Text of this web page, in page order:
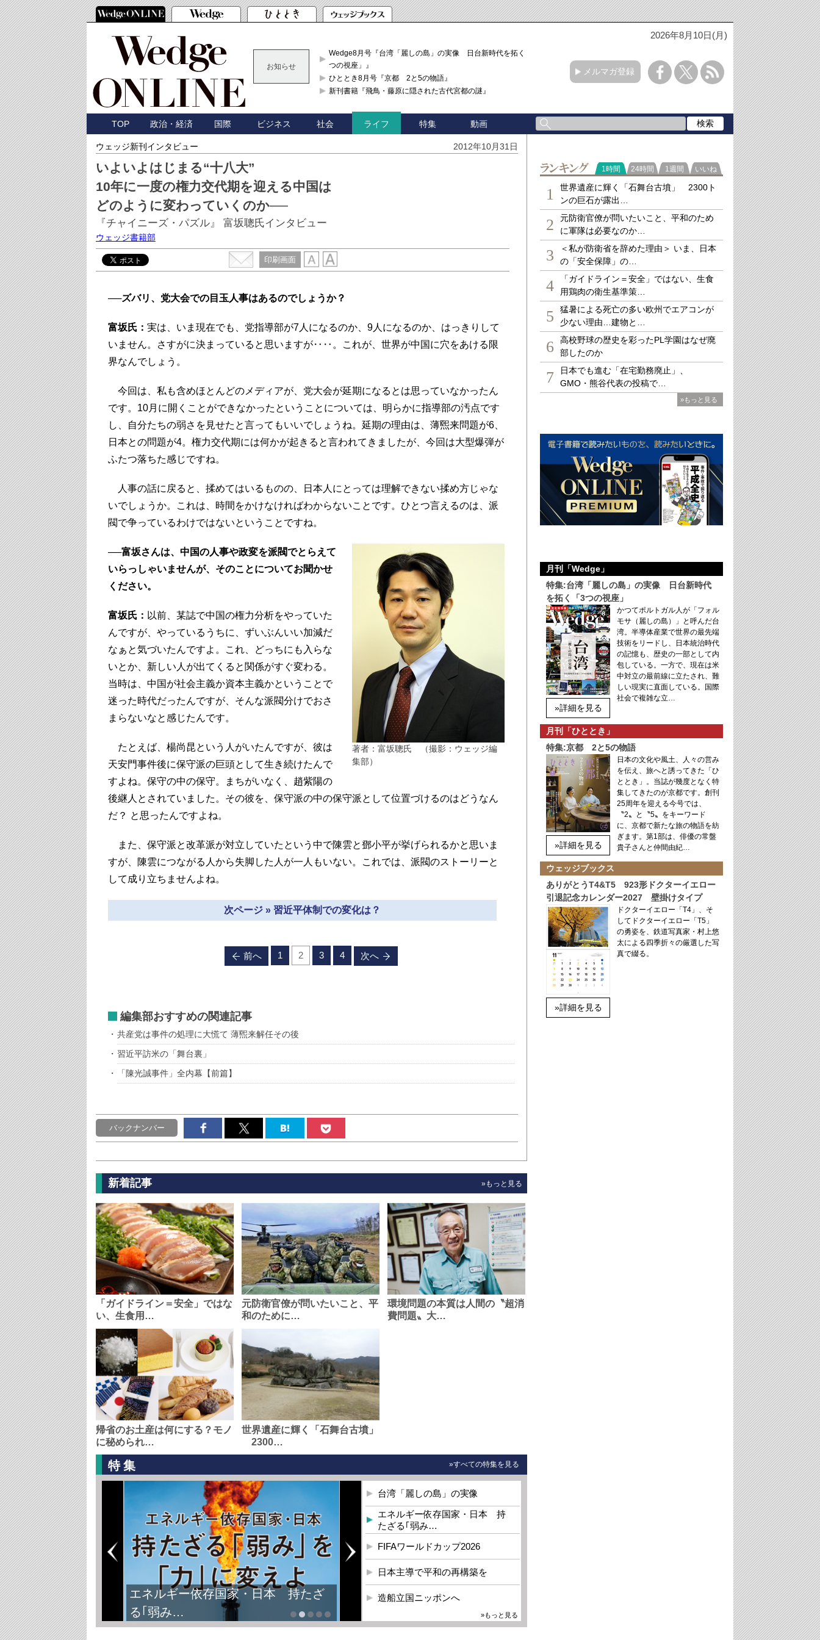
2026年8月10日(月)
お知らせ
Wedge8月号『台湾「麗しの島」の実像 日台新時代を拓く「3
つの視座」』
ひととき8月号『京都 2と5の物語』
新刊書籍『飛鳥・藤原に隠された古代宮都の謎』
メルマガ登録
TOP 政治・経済 国際 ビジネス 社会 ライフ 特集 動画
ウェッジ新刊インタビュー 2012年10月31日
いよいよはじまる“十八大”
10年に一度の権力交代期を迎える中国は
どのように変わっていくのか──
『チャイニーズ・パズル』 富坂聰氏インタビュー
ウェッジ書籍部
印刷画面
──ズバリ、党大会での目玉人事はあるのでしょうか？
富坂氏： 実は、いま現在でも、党指導部が7人になるのか、9人になるのか、はっきりして
いません。さすがに決まっていると思いますが‥‥。これが、世界が中国に穴をあける限
界なんでしょう。
今回は、私も含めほとんどのメディアが、党大会が延期になるとは思っていなかったん
です。10月に開くことができなかったということについては、明らかに指導部の汚点です
し、自分たちの弱さを見せたと言ってもいいでしょうね。延期の理由は、薄煕来問題が6、
日本との問題が4。権力交代期には何かが起きると言われてきましたが、今回は大型爆弾が
ふたつ落ちた感じですね。
人事の話に戻ると、揉めてはいるものの、日本人にとっては理解できない揉め方じゃな
いでしょうか。これは、時間をかけなければわからないことです。ひとつ言えるのは、派
閥で争っているわけではないということですね。
著者：富坂聰氏 （撮影：ウェッジ編
集部）
──富坂さんは、中国の人事や政変を派閥でとらえて
いらっしゃいませんが、そのことについてお聞かせ
ください。
富坂氏： 以前、某誌で中国の権力分析をやっていた
んですが、やっているうちに、ずいぶんいい加減だ
なぁと気づいたんですよ。これ、どっちにも入らな
いとか、新しい人が出てくると関係がすぐ変わる。
当時は、中国が社会主義か資本主義かということで
迷った時代だったんですが、そんな派閥分けでおさ
まらないなと感じたんです。
たとえば、楊尚昆という人がいたんですが、彼は
天安門事件後に保守派の巨頭として生き続けたんで
すよね。保守の中の保守。まちがいなく、趙紫陽の
後継人とされていました。その彼を、保守派の中の保守派として位置づけるのはどうなん
だ？ と思ったんですよね。
また、保守派と改革派が対立していたという中で陳雲と鄧小平が挙げられるかと思いま
すが、陳雲につながる人から失脚した人が一人もいない。これでは、派閥のストーリーと
して成り立ちませんよね。
次ページ » 習近平体制での変化は？
前へ 1 2 3 4 次へ
編集部おすすめの関連記事
共産党は事件の処理に大慌て 薄煕来解任その後
習近平訪米の「舞台裏」
「陳光誠事件」全内幕【前篇】
バックナンバー
新着記事 »もっと見る
「ガイドライン＝安全」ではな
い、生食用…
元防衛官僚が問いたいこと、平
和のために…
環境問題の本質は人間の〝超消
費問題〟大…
帰省のお土産は何にする？モノ
に秘められ…
世界遺産に輝く「石舞台古墳」
2300…
特集 »すべての特集を見る
エネルギー依存国家・日本 持たざ
る｢弱み…
台湾「麗しの島」の実像
エネルギー依存国家・日本 持
たざる｢弱み…
FIFAワールドカップ2026
日本主導で平和の再構築を
造船立国ニッポンへ
»もっと見る
ランキング
1時間 24時間 1週間 いいね
1
世界遺産に輝く「石舞台古墳」 2300ト
ンの巨石が露出…
2
元防衛官僚が問いたいこと、平和のため
に軍隊は必要なのか…
3
＜私が防衛省を辞めた理由＞ いま、日本
の「安全保障」の…
4
「ガイドライン＝安全」ではない、生食
用鶏肉の衛生基準策…
5
猛暑による死亡の多い欧州でエアコンが
少ない理由…建物と…
6
高校野球の歴史を彩ったPL学園はなぜ廃
部したのか
7
日本でも進む「在宅勤務廃止」、
GMO・熊谷代表の投稿で…
»もっと見る
月刊「Wedge」
特集:台湾「麗しの島」の実像 日台新時代
を拓く「3つの視座」
»詳細を見る
かつてポルトガル人が「フォル
モサ（麗しの島）」と呼んだ台
湾。半導体産業で世界の最先端
技術をリードし、日本統治時代
の記憶も、歴史の一部として内
包している。一方で、現在は米
中対立の最前線に立たされ、難
しい現実に直面している。国際
社会で複雑な立…
月刊「ひととき」
特集:京都 2と5の物語
»詳細を見る
日本の文化や風土、人々の営み
を伝え、旅へと誘ってきた「ひ
ととき」。当誌が幾度となく特
集してきたのが京都です。創刊
25周年を迎える今号では、
〝2〟と〝5〟をキーワード
に、京都で新たな旅の物語を紡
ぎます。第1部は、俳優の常盤
貴子さんと仲間由紀…
ウェッジブックス
ありがとうT4&T5 923形ドクターイエロー
引退記念カレンダー2027 壁掛けタイプ
»詳細を見る
ドクターイエロー「T4」、そ
してドクターイエロー「T5」
の勇姿を、鉄道写真家・村上悠
太による四季折々の厳選した写
真で綴る。